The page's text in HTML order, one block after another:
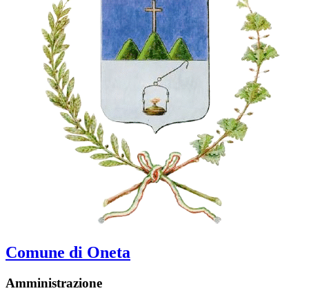
Comune di Oneta
Amministrazione